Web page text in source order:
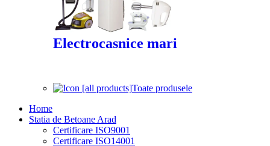
Electrocasnice mari
Toate produsele
Home
Statia de Betoane Arad
Certificare ISO9001
Certificare ISO14001